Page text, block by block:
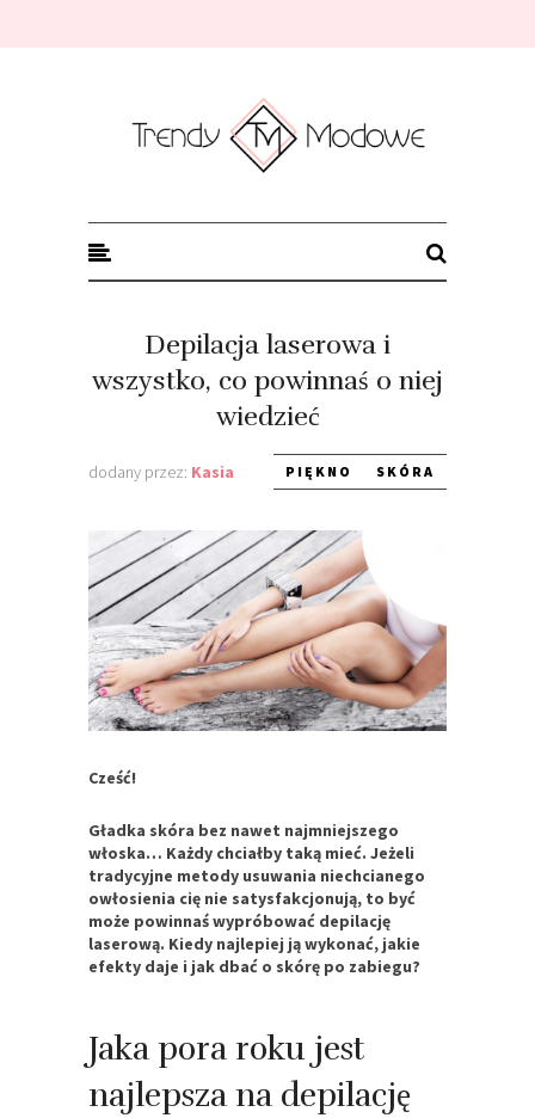
Depilacja laserowa i
wszystko, co powinnaś o niej
wiedzieć
dodany przez: Kasia PIĘKNO SKÓRA
Cześć!
Gładka skóra bez nawet najmniejszego
włoska… Każdy chciałby taką mieć. Jeżeli
tradycyjne metody usuwania niechcianego
owłosienia cię nie satysfakcjonują, to być
może powinnaś wypróbować depilację
laserową. Kiedy najlepiej ją wykonać, jakie
efekty daje i jak dbać o skórę po zabiegu?
Jaka pora roku jest
najlepsza na depilację